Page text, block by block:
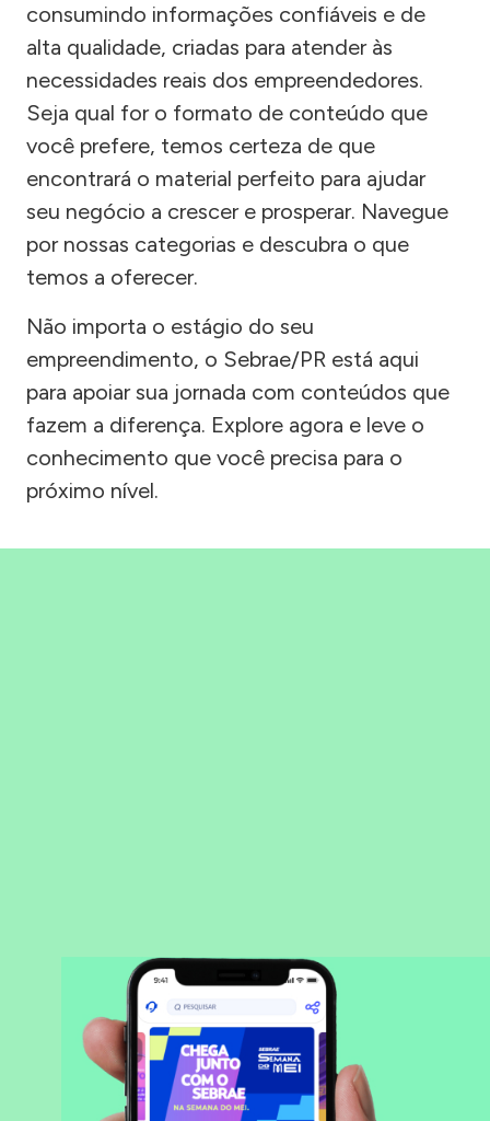
consumindo informações confiáveis e de
alta qualidade, criadas para atender às
necessidades reais dos empreendedores.
Seja qual for o formato de conteúdo que
você prefere, temos certeza de que
encontrará o material perfeito para ajudar
seu negócio a crescer e prosperar. Navegue
por nossas categorias e descubra o que
temos a oferecer.
Não importa o estágio do seu
empreendimento, o Sebrae/PR está aqui
para apoiar sua jornada com conteúdos que
fazem a diferença. Explore agora e leve o
conhecimento que você precisa para o
próximo nível.